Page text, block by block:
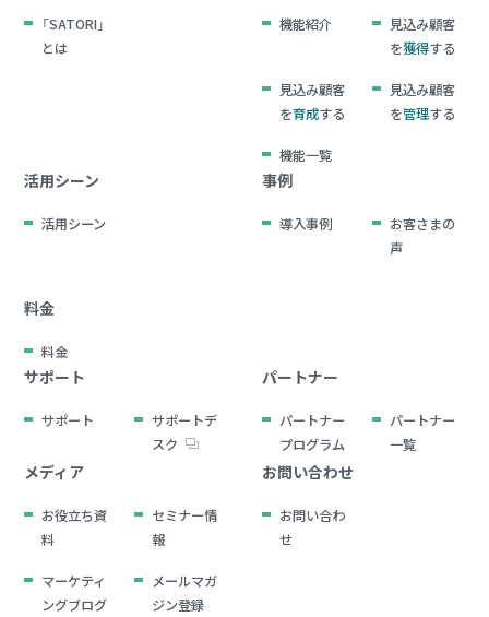
「SATORI」
とは
機能紹介
見込み顧客
を獲得する
見込み顧客
を育成する
見込み顧客
を管理する
機能一覧
活用シーン
活用シーン
事例
導入事例
お客さまの
声
料金
料金
サポート
サポート
サポートデ
スク
パートナー
パートナー
プログラム
パートナー
一覧
メディア
お役立ち資
料
セミナー情
報
マーケティ
ングブログ
メールマガ
ジン登録
お問い合わせ
お問い合わ
せ